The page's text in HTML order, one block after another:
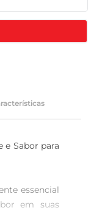
e Sabor para
essencial
em suas